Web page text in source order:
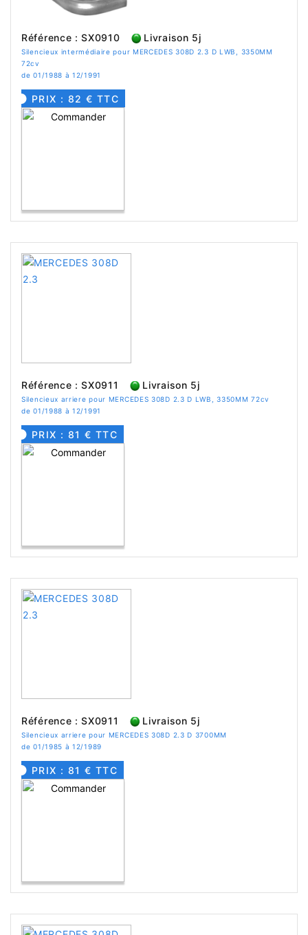
Référence : SX0910 Livraison 5j
Silencieux intermédiaire pour MERCEDES 308D 2.3 D LWB, 3350MM
72cv
de 01/1988 à 12/1991
PRIX : 82 € TTC
Référence : SX0911 Livraison 5j
Silencieux arriere pour MERCEDES 308D 2.3 D LWB, 3350MM 72cv
de 01/1988 à 12/1991
PRIX : 81 € TTC
Référence : SX0911 Livraison 5j
Silencieux arriere pour MERCEDES 308D 2.3 D 3700MM
de 01/1985 à 12/1989
PRIX : 81 € TTC